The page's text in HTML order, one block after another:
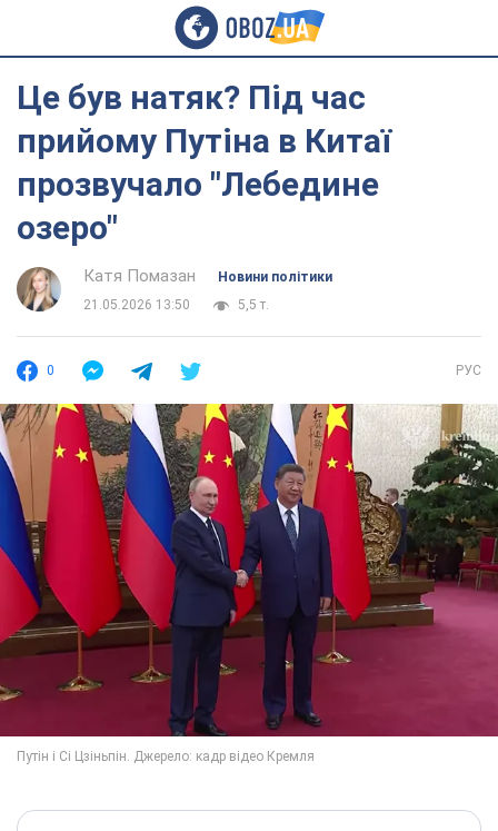
Це був натяк? Під час
прийому Путіна в Китаї
прозвучало "Лебедине
озеро"
Катя Помазан
Новини політики
21.05.2026 13:50
5,5 т.
0 РУС